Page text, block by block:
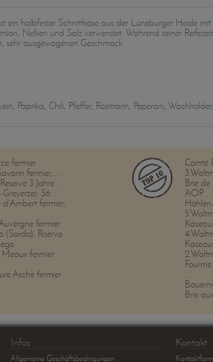
ein halbfester Schnittkäse aus der Lüneburger Heide
Nelken und Salz verwendet. Während seiner
sehr ausgewogenen Geschmack.
Paprika, Chili, Pfeffer, Rosmarin, Peperoni,
fermier
fermier, ...
3 Jahre ...
36 ...
d'Ambert fermier,
fermier
(Sardo), Riserva
Meaux fermier
Asche fermier
Comté
Brie
AOP
Brie
Infos
Allgemeine Geschäftsbedingungen
Kontakt